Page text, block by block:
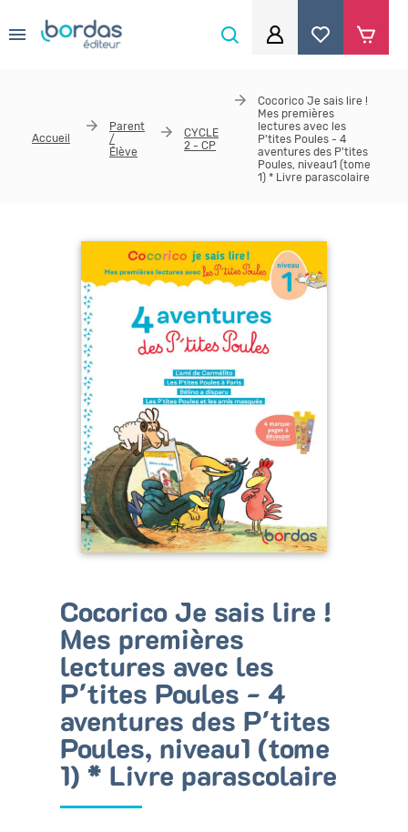
Je me connecte
Identifiant
Se souvenir de moi
Mot de passe ou identifiant oublié
Bénéficiez de tarifs préférentiels
Téléchargez des ressources gratuites
Recevez des informations sur nos nouveautés
Accueil
Parent
/
Élève
CYCLE
2 - CP
Cocorico Je sais lire !
Mes premières
lectures avec les
P'tites Poules - 4
aventures des P'tites
Poules, niveau1 (tome
1) * Livre parascolaire
Cocorico Je sais lire !
Mes premières
lectures avec les
P'tites Poules - 4
aventures des P'tites
Poules, niveau1 (tome
1) * Livre parascolaire